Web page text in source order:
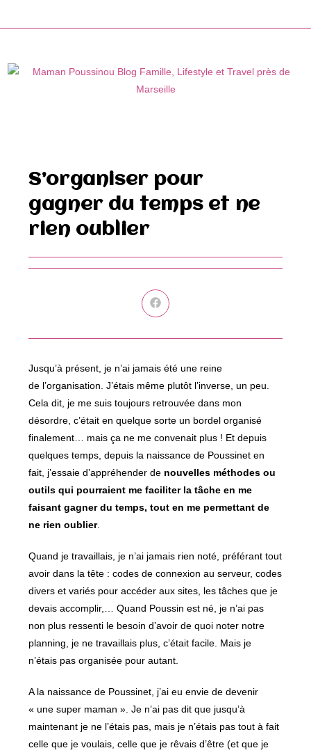
S’organiser pour
gagner du temps et ne
rien oublier
Ouvrir
dans
autre
Jusqu’à présent, je n’ai jamais été une reine
de l’organisation. J’étais même plutôt l’inverse, un peu.
Cela dit, je me suis toujours retrouvée dans mon
désordre, c’était en quelque sorte un bordel organisé
finalement… mais ça ne me convenait plus ! Et depuis
quelques temps, depuis la naissance de Poussinet en
fait, j’essaie d’appréhender de nouvelles méthodes ou
outils qui pourraient me faciliter la tâche en me
faisant gagner du temps, tout en me permettant de
ne rien oublier.
Quand je travaillais, je n’ai jamais rien noté, préférant tout
avoir dans la tête : codes de connexion au serveur, codes
divers et variés pour accéder aux sites, les tâches que je
devais accomplir,… Quand Poussin est né, je n’ai pas
non plus ressenti le besoin d’avoir de quoi noter notre
planning, je ne travaillais plus, c’était facile. Mais je
n’étais pas organisée pour autant.
A la naissance de Poussinet, j’ai eu envie de devenir
« une super maman ». Je n’ai pas dit que jusqu’à
maintenant je ne l’étais pas, mais je n’étais pas tout à fait
celle que je voulais, celle que je rêvais d’être (et que je